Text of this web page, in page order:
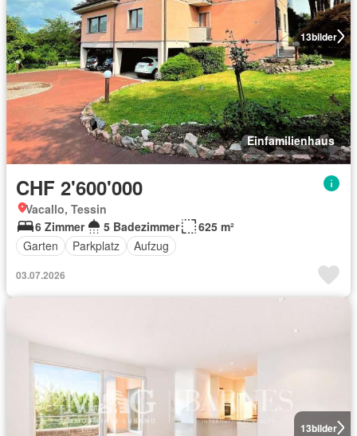
13bilder
Einfamilienhaus
CHF 2'600'000
Vacallo, Tessin
6 Zimmer
5 Badezimmer
625 m²
Garten
Parkplatz Aufzug
03.07.2026
13bilder